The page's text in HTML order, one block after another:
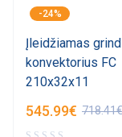
-24%
Įleidžiamas
konvektorius FC
210x32x11
718.41€
545.99€